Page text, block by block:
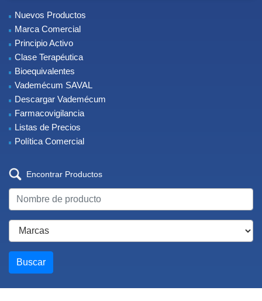
Nuevos Productos
Marca Comercial
Principio Activo
Clase Terapéutica
Bioequivalentes
Vademécum SAVAL
Descargar Vademécum
Farmacovigilancia
Listas de Precios
Política Comercial
Encontrar Productos
Buscar